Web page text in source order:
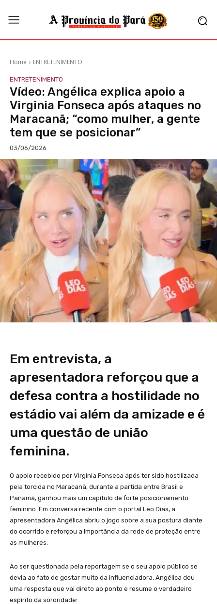
Home ENTRETENIMENTO
ENTRETENIMENTO
Vídeo: Angélica explica apoio a
Virginia Fonseca após ataques no
Maracanã; “como mulher, a gente
tem que se posicionar”
03/06/2026
Em entrevista, a
apresentadora reforçou que a
defesa contra a hostilidade no
estádio vai além da amizade e é
uma questão de união
feminina.
O apoio recebido por Virginia Fonseca após ter sido hostilizada
pela torcida no Maracanã, durante a partida entre Brasil e
Panamá, ganhou mais um capítulo de forte posicionamento
feminino. Em conversa recente com o portal Leo Dias, a
apresentadora Angélica abriu o jogo sobre a sua postura diante
do ocorrido e reforçou a importância da rede de proteção entre
as mulheres.
Ao ser questionada pela reportagem se o seu apoio público se
devia ao fato de gostar muito da influenciadora, Angélica deu
uma resposta que vai direto ao ponto e resume o verdadeiro
espírito da sororidade: